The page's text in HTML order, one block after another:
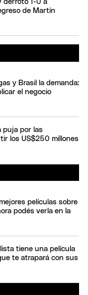
derrotó 1-0 a
de Martín
y Brasil la demanda:
el negocio
puja por las
los US$250 millones
películas sobre
podés verla en la
tiene una película
te atrapará con sus